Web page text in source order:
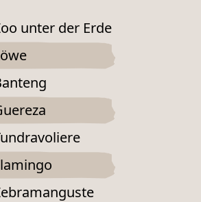
unter der Erde